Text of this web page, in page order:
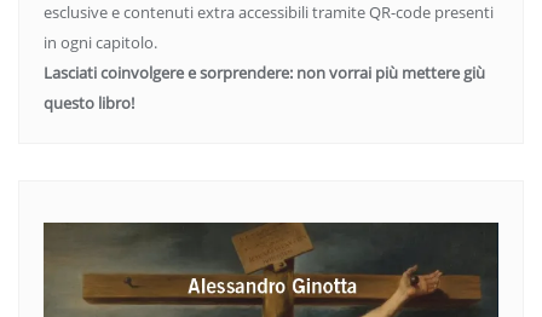
esclusive e contenuti extra accessibili tramite QR-code presenti
in ogni capitolo.
Lasciati coinvolgere e sorprendere: non vorrai più mettere giù
questo libro!